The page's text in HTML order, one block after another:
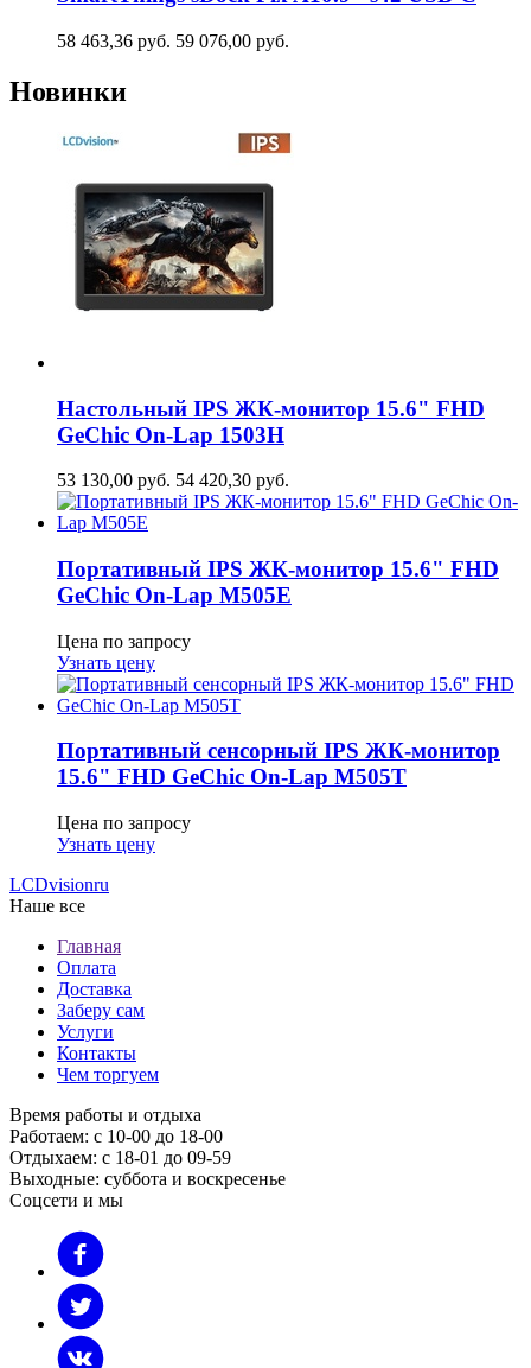
58 463,36 руб. 59 076,00 руб.
Новинки
Настольный IPS ЖК-монитор 15.6" FHD
GeСhic On-Lap 1503H
53 130,00 руб. 54 420,30 руб.
Портативный IPS ЖК-монитор 15.6" FHD
GeСhic On-Lap M505E
Цена по запросу
Узнать цену
Портативный сенсорный IPS ЖК-монитор
15.6" FHD GeСhic On-Lap M505T
Цена по запросу
Узнать цену
LCDvisionru
Наше все
Главная
Оплата
Доставка
Заберу сам
Услуги
Контакты
Чем торгуем
Время работы и отдыха
Работаем: с 10-00 до 18-00
Отдыхаем: с 18-01 до 09-59
Выходные: суббота и воскресенье
Соцсети и мы